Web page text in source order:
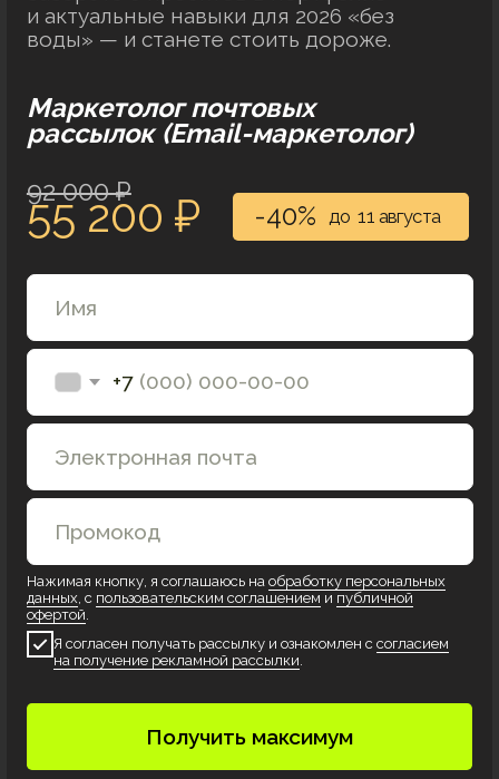
клиентского сервиса Mindbox.
Ранее — руководитель группы
аккаунтов Out Of Cloud,
5+ лет в почтовом маркетинге.
коммуникаций
Education (кластер
Академии Йоги,
Ингосстрах.